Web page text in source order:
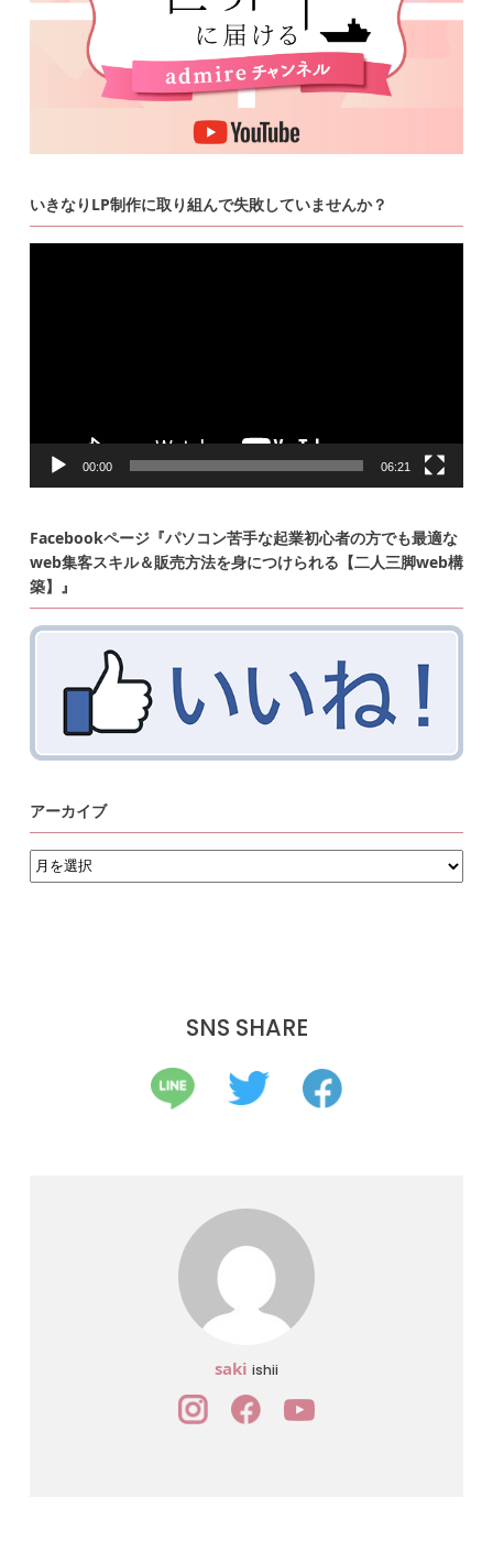
いきなりLP制作に取り組んで失敗していませんか？
動
00:00 06:21
Facebookページ『パソコン苦手な起業初心者の方でも最適な
web集客スキル＆販売方法を身につけられる【二人三脚web構
築】』
アーカイブ
ア
ー
カ
SNS SHARE
saki ishii